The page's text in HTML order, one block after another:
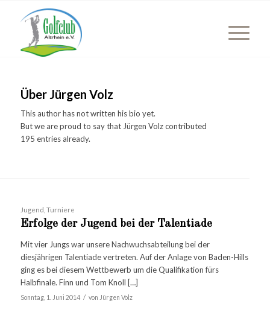
Über Jürgen Volz
This author has not written his bio yet.
But we are proud to say that Jürgen Volzcontributed
195 entries already.
Jugend Turniere
Erfolge der Jugend bei der Talentiade
Mit vier Jungs war unsere Nachwuchsabteilung bei der
diesjährigen Talentiade vertreten. Auf der Anlage von Baden-Hills
ging es bei diesem Wettbewerb um die Qualifikation fürs
Halbfinale. Finn und Tom Knoll […]
Sonntag, 1. Juni 2014 / von Jürgen Volz